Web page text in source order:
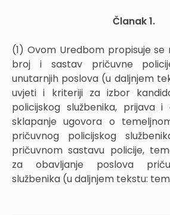
Članak 1.
(1) Ovom Uredbom propisuje se
broj i sastav pričuvne
unutarnjih poslova (u daljnjem
uvjeti i kriteriji za izbor
policijskog službenika, prijava
sklapanje ugovora o
pričuvnog policijskog
pričuvnom sastavu policije,
za obavljanje poslova
službenika (u daljnjem tekstu: